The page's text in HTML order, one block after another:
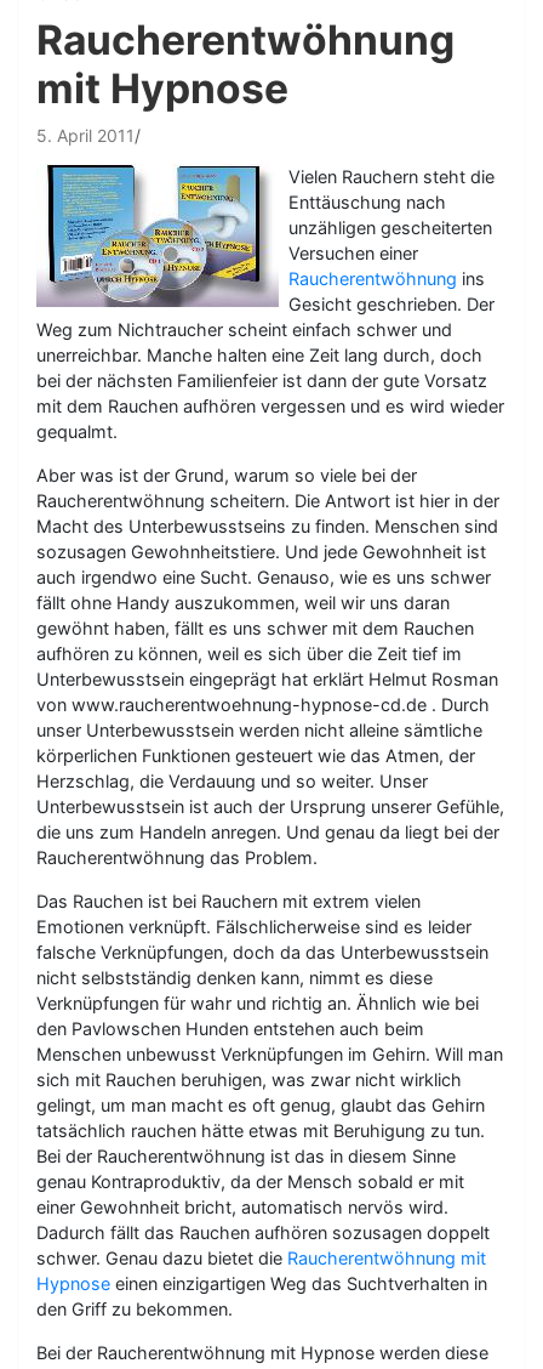
Raucherentwöhnung
mit Hypnose
5. April 2011
Vielen Rauchern steht die
Enttäuschung nach
unzähligen gescheiterten
Versuchen einer
Raucherentwöhnung ins
Gesicht geschrieben. Der
Weg zum Nichtraucher scheint einfach schwer und
unerreichbar. Manche halten eine Zeit lang durch, doch
bei der nächsten Familienfeier ist dann der gute Vorsatz
mit dem Rauchen aufhören vergessen und es wird wieder
gequalmt.
Aber was ist der Grund, warum so viele bei der
Raucherentwöhnung scheitern. Die Antwort ist hier in der
Macht des Unterbewusstseins zu finden. Menschen sind
sozusagen Gewohnheitstiere. Und jede Gewohnheit ist
auch irgendwo eine Sucht. Genauso, wie es uns schwer
fällt ohne Handy auszukommen, weil wir uns daran
gewöhnt haben, fällt es uns schwer mit dem Rauchen
aufhören zu können, weil es sich über die Zeit tief im
Unterbewusstsein eingeprägt hat erklärt Helmut Rosman
von www.raucherentwoehnung-hypnose-cd.de . Durch
unser Unterbewusstsein werden nicht alleine sämtliche
körperlichen Funktionen gesteuert wie das Atmen, der
Herzschlag, die Verdauung und so weiter. Unser
Unterbewusstsein ist auch der Ursprung unserer Gefühle,
die uns zum Handeln anregen. Und genau da liegt bei der
Raucherentwöhnung das Problem.
Das Rauchen ist bei Rauchern mit extrem vielen
Emotionen verknüpft. Fälschlicherweise sind es leider
falsche Verknüpfungen, doch da das Unterbewusstsein
nicht selbstständig denken kann, nimmt es diese
Verknüpfungen für wahr und richtig an. Ähnlich wie bei
den Pavlowschen Hunden entstehen auch beim
Menschen unbewusst Verknüpfungen im Gehirn. Will man
sich mit Rauchen beruhigen, was zwar nicht wirklich
gelingt, um man macht es oft genug, glaubt das Gehirn
tatsächlich rauchen hätte etwas mit Beruhigung zu tun.
Bei der Raucherentwöhnung ist das in diesem Sinne
genau Kontraproduktiv, da der Mensch sobald er mit
einer Gewohnheit bricht, automatisch nervös wird.
Dadurch fällt das Rauchen aufhören sozusagen doppelt
schwer. Genau dazu bietet die Raucherentwöhnung mit
Hypnose einen einzigartigen Weg das Suchtverhalten in
den Griff zu bekommen.
Bei der Raucherentwöhnung mit Hypnose werden diese